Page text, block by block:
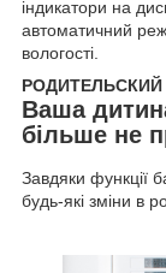
індикатори на
автоматичний
вологості.
РОДИТЕЛЬСКИЙ
Ваша
більше не
Завдяки функції
будь-які зміни в